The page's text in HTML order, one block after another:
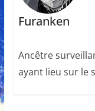
Furanken
Ancêtre
ayant lieu sur le